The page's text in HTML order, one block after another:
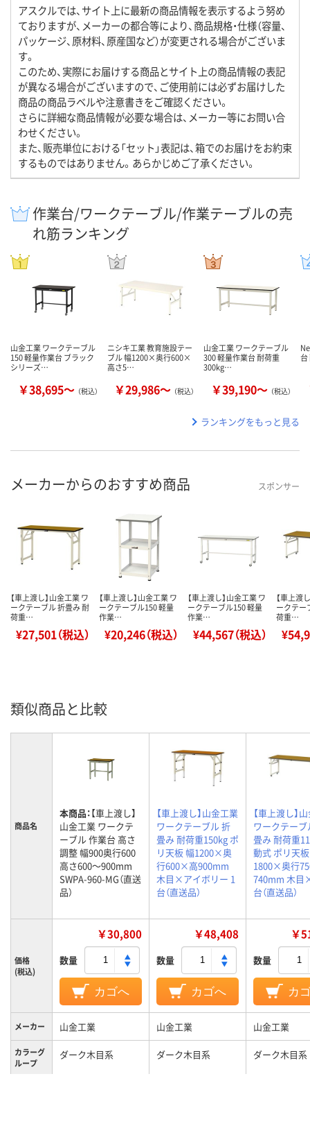
アスクルでは、サイト上に最新の商品情報を表示するよう努め
ておりますが、メーカーの都合等により、商品規格・仕様（容量、
パッケージ、原材料、原産国など）が変更される場合がございま
す。
このため、実際にお届けする商品とサイト上の商品情報の表記
が異なる場合がございますので、ご使用前には必ずお届けした
商品の商品ラベルや注意書きをご確認ください。
さらに詳細な商品情報が必要な場合は、メーカー等にお問い合
わせください。
また、販売単位における「セット」表記は、箱でのお届けをお約束
するものではありません。あらかじめご了承ください。
作業台/ワークテーブル/作業テーブルの売
れ筋ランキング
山金工業 ワークテーブル
150 軽量作業台 ブラック
シリーズ…
￥38,695～ （税込）
ニシキ工業 教育施設テー
ブル 幅1200×奥行600×
高さ5…
￥29,986～ （税込）
山金工業 ワークテーブル
300 軽量作業台 耐荷重
300kg…
￥39,190～ （税込）
台
ランキングをもっと見る
メーカーからのおすすめ商品 スポンサー
【車上渡し】山金工業 ワ
ークテーブル 折畳み 耐
荷重…
¥27,501（税込）
【車上渡し】山金工業 ワ
ークテーブル150 軽量
作業…
¥20,246（税込）
【車上渡し】山金工業 ワ
ークテーブル150 軽量
作業…
¥44,567（税込）
【車上渡
ークテー
荷重…
類似商品と比較
商品名
本商品：【車上渡し】
山金工業 ワークテ
ーブル 作業台 高さ
調整 幅900奥行600
高さ600～900mm
SWPA-960-MG（直送
品）
【車上渡し】山金工業
ワークテーブル 折
畳み 耐荷重150kg ポ
リ天板 幅1200×奥
行600×高900mm
木目×アイボリー 1
台（直送品）
【車上渡し】
ワークテーブ
畳み 耐荷重
動式 ポリ天
1800×奥行
740mm 木目
台（直送品）
価格
(税込)
￥30,800
数量
カゴへ
￥48,408
数量
カゴへ
￥
数量
カ
メーカー 山金工業 山金工業 山金工業
カラーグ
ループ
ダーク木目系 ダーク木目系 ダーク木目系